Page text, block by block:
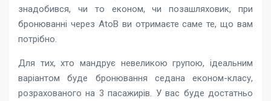
знадобився, чи то економ, чи позашляховик, при
бронюванні через AtoB ви отримаєте саме те, що вам
потрібно.
Для тих, хто мандрує невеликою групою, ідеальним
варіантом буде бронювання седана економ-класу,
розрахованого на 3 пасажирів. У вас буде достатньо